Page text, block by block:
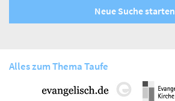
Neue Suche starten
Alles zum Thema Taufe